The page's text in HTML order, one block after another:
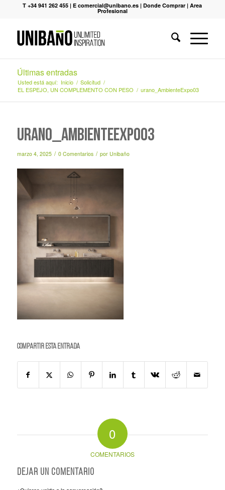
T +34 941 262 455 |E comercial@unibano.es |Donde Comprar |Area
Profesional
Últimas entradas
Usted está aquí: Inicio / Solicitud /
EL ESPEJO, UN COMPLEMENTO CON PESO / urano_AmbienteExpo03
urano_AmbienteExpo03
marzo 4, 2025 / 0 Comentarios / por Unibaño
Compartir esta entrada
0
COMENTARIOS
Dejar un comentario